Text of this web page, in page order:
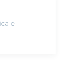
e